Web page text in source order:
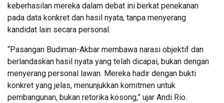
keberhasilan mereka dalam debat ini berkat penekanan
pada data konkret dan hasil nyata, tanpa menyerang
kandidat lain secara personal.
“Pasangan Budiman-Akbar membawa narasi objektif dan
berlandaskan hasil nyata yang telah dicapai, bukan dengan
menyerang personal lawan. Mereka hadir dengan bukti
konkret yang jelas, menunjukkan komitmen untuk
pembangunan, bukan retorika kosong,” ujar Andi Rio.